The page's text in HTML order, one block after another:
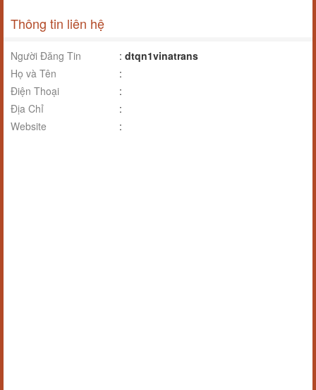
Thông tin liên hệ
Người Đăng Tin : dtqn1vinatrans
Họ và Tên
:
Điện Thoại
:
Địa Chỉ
:
Website
: